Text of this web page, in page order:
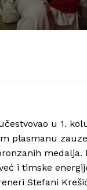
u 1.
plasmanu
i timske
Stefani